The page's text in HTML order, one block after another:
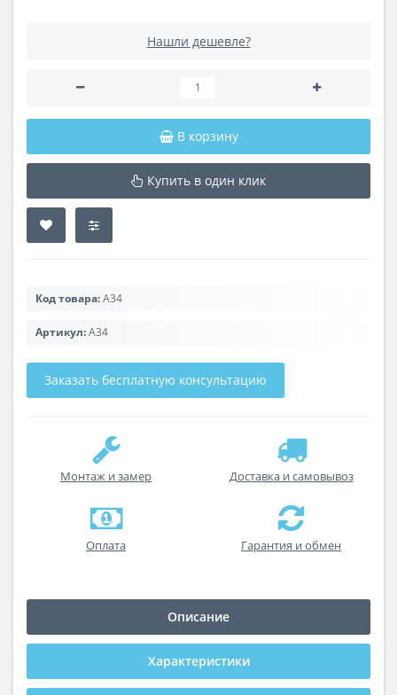
Нашли дешевле?
В корзину
Купить в один клик
Код товара:А34
Артикул:А34
Заказать бесплатную консультацию
Монтаж и замер Доставка и самовывоз
Оплата Гарантия и обмен
Описание
Характеристики